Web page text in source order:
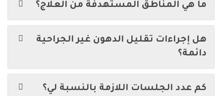
ما هي المناطق المستهدفة من العلاج؟
هل إجراءات تقليل الدهون غير الجراحية
دائمة؟
كم عدد الجلسات اللازمة بالنسبة لي؟